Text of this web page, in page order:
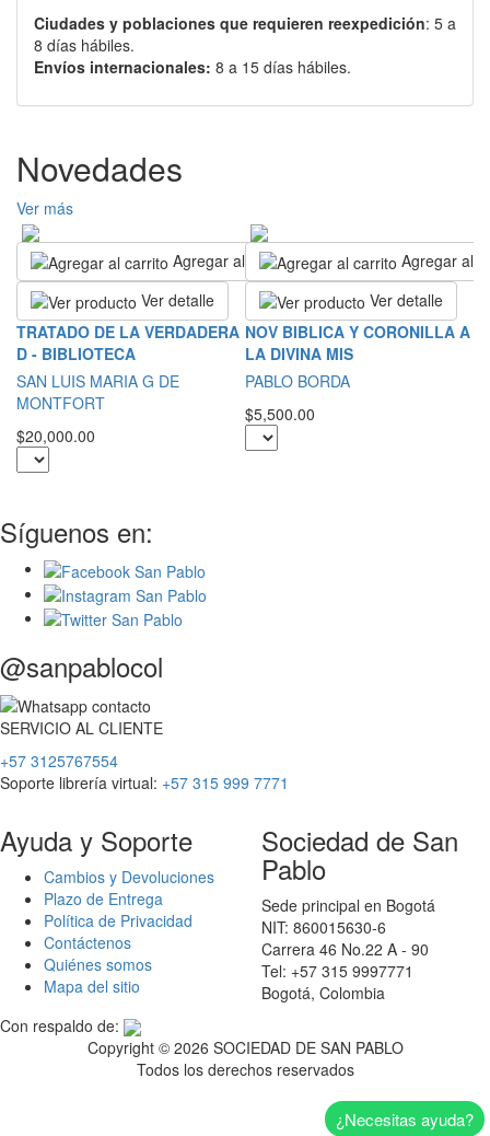
Ciudades y poblaciones que requieren reexpedición: 5 a
8 días hábiles.
Envíos internacionales: 8 a 15 días hábiles.
Novedades
Ver más
Agregar al carrito
Ver detalle
TRATADO DE LA VERDADERA
D - BIBLIOTECA
SAN LUIS MARIA G DE
MONTFORT
$20,000.00
Agregar al
Ver detalle
NOV BIBLICA Y CORONILLA A
LA DIVINA MIS
PABLO BORDA
$5,500.00
Síguenos en:
@sanpablocol
SERVICIO AL CLIENTE
+57 3125767554
Soporte librería virtual: +57 315 999 7771
Ayuda y Soporte
Cambios y Devoluciones
Plazo de Entrega
Política de Privacidad
Contáctenos
Quiénes somos
Mapa del sitio
Sociedad de San
Pablo
Sede principal en Bogotá
NIT: 860015630-6
Carrera 46 No.22 A - 90
Tel: +57 315 9997771
Bogotá, Colombia
Con respaldo de:
Copyright © 2026 SOCIEDAD DE SAN PABLO
Todos los derechos reservados
¿Necesitas ayuda?